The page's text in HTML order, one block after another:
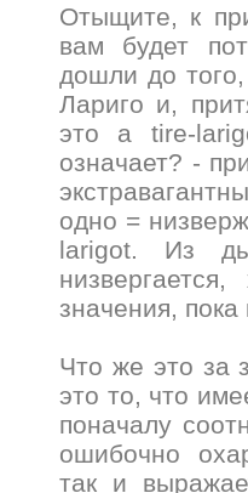
Отыщите, к
вам будет
дошли до
Лариго и,
это a tire-
означает? -
одно =
larigot. Из
значения, пока
Что же это за
это то, что
поначалу
ошибочно
так и